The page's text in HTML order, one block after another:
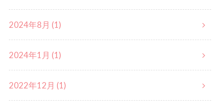
2024年8月 (1)
2024年1月 (1)
2022年12月 (1)